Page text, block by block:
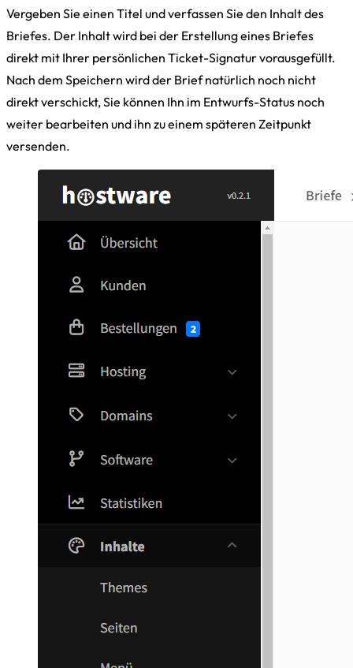
Vergeben Sie einen Titel und verfassen Sie den Inhalt des
Briefes. Der Inhalt wird bei der Erstellung eines Briefes
direkt mit Ihrer persönlichen Ticket-Signatur vorausgefüllt.
Nach dem Speichern wird der Brief natürlich noch nicht
direkt verschickt, Sie können Ihn im Entwurfs-Status noch
weiter bearbeiten und ihn zu einem späteren Zeitpunkt
versenden.